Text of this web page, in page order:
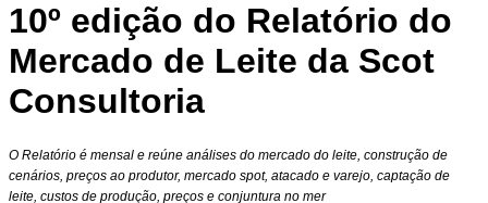
10º edição do Relatório do
Mercado de Leite da Scot
Consultoria
O Relatório é mensal e reúne análises do mercado do leite, construção de
cenários, preços ao produtor, mercado spot, atacado e varejo, captação de
leite, custos de produção, preços e conjuntura no mer